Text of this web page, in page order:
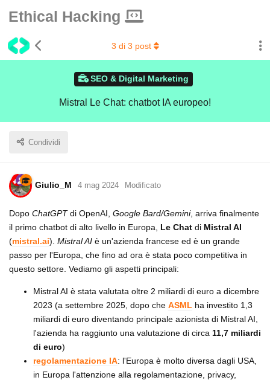
Ethical Hacking
SEO & Digital Marketing
Mistral Le Chat: chatbot IA europeo!
Condividi
3 di 3 post
Giulio_M 4 mag 2024 Modificato
Dopo ChatGPTdi OpenAI, Google Bard/Gemini, arriva finalmente
il primo chatbot di alto livello in Europa, Le Chat di Mistral AI
(mistral.ai). Mistral AI è un'azienda francese ed è un grande
passo per l'Europa, che fino ad ora è stata poco competitiva in
questo settore. Vediamo gli aspetti principali:
Mistral AI è stata valutata oltre 2 miliardi di euro a dicembre
2023 (a settembre 2025, dopo che ASML ha investito 1,3
miliardi di euro diventando principale azionista di Mistral AI,
l'azienda ha raggiunto una valutazione di circa 11,7 miliardi
di euro)
regolamentazione IA: l'Europa è molto diversa dagli USA,
in Europa l'attenzione alla regolamentazione, privacy,